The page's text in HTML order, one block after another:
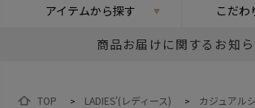
アイテムから探す こだわ
商品お届けに関するお知
TOP > LADIES'(レディース) > カジュアル